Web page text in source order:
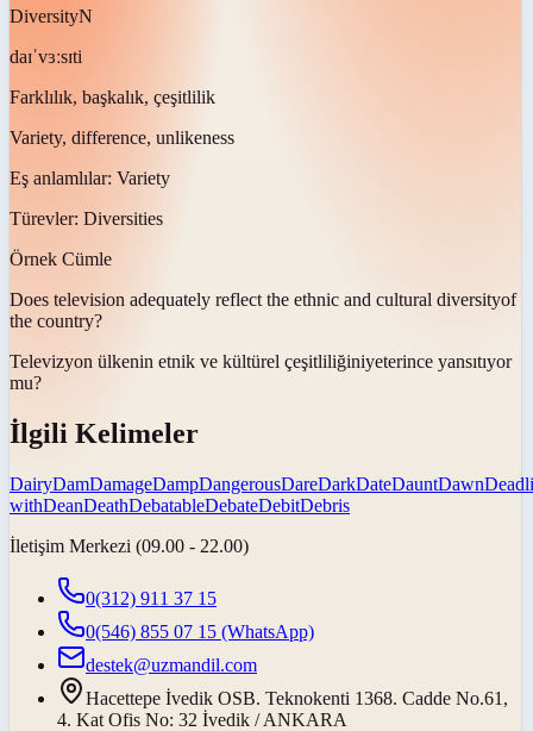
DiversityN
daɪˈvɜːsɪti
Farklılık, başkalık, çeşitlilik
Variety, difference, unlikeness
Eş anlamlılar: Variety
Türevler: Diversities
Örnek Cümle
Does television adequately reflect the ethnic and cultural diversityof
the country?
Televizyon ülkenin etnik ve kültürel çeşitliliğiniyeterince yansıtıyor
mu?
İlgili Kelimeler
DairyDamDamageDampDangerousDareDarkDateDauntDawn
withDeanDeathDebatableDebateDebitDebris
İletişim Merkezi (09.00 - 22.00)
0(312) 911 37 15
0(546) 855 07 15 (WhatsApp)
destek@uzmandil.com
Hacettepe İvedik OSB. Teknokenti 1368. Cadde No.61,
4. Kat Ofis No: 32 İvedik / ANKARA